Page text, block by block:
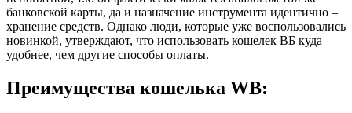
банковской карты, да и назначение инструмента идентично –
хранение средств. Однако люди, которые уже воспользовались
новинкой, утверждают, что использовать кошелек ВБ куда
удобнее, чем другие способы оплаты.
Преимущества кошелька WB: